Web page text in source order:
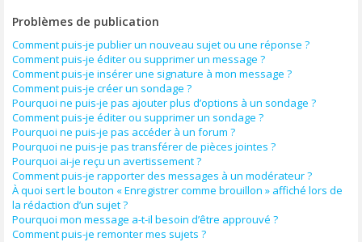
Problèmes de publication
Comment puis-je publier un nouveau sujet ou une réponse ?
Comment puis-je éditer ou supprimer un message ?
Comment puis-je insérer une signature à mon message ?
Comment puis-je créer un sondage ?
Pourquoi ne puis-je pas ajouter plus d’options à un sondage ?
Comment puis-je éditer ou supprimer un sondage ?
Pourquoi ne puis-je pas accéder à un forum ?
Pourquoi ne puis-je pas transférer de pièces jointes ?
Pourquoi ai-je reçu un avertissement ?
Comment puis-je rapporter des messages à un modérateur ?
À quoi sert le bouton « Enregistrer comme brouillon » affiché lors de
la rédaction d’un sujet ?
Pourquoi mon message a-t-il besoin d’être approuvé ?
Comment puis-je remonter mes sujets ?